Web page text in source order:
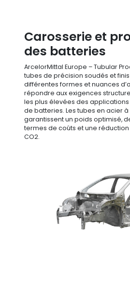
Carosserie et
des batteries
ArcelorMittal Europe – Tubular
tubes de précision soudés et
différentes formes et nuances
répondre aux exigences
les plus élevées des
de batteries. Les tubes en acier
garantissent un poids optimisé,
termes de coûts et une
CO2.